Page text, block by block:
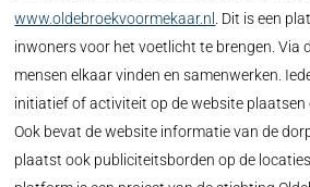
www.oldebroekvoormekaar.nl
. Dit is een
inwoners voor het voetlicht te brengen. Via
mensen elkaar vinden en samenwerken.
initiatief of activiteit op de website plaatsen
Ook bevat de website informatie van de
plaatst ook publiciteitsborden op de